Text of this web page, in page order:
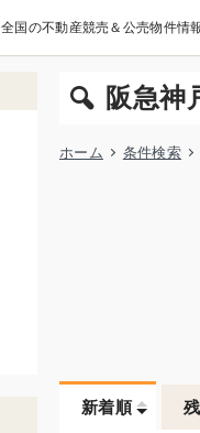
全国の不動産競売＆公売物件情
阪急神
ホーム 条件検索
新着順